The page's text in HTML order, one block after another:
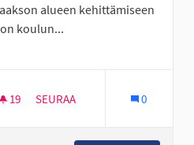
alueen kehittämiseen
koulun...
Itäinen Seinäjoki
19 19 SEURAAJAA
SEURAA 0